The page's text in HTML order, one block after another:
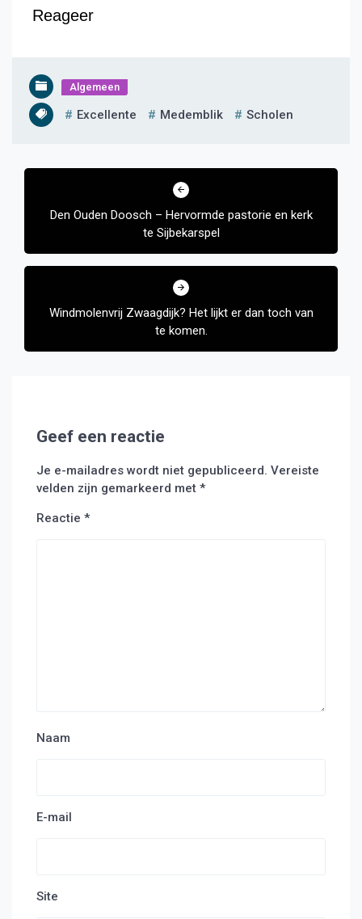
Reageer
Algemeen
Excellente Medemblik Scholen
Bericht
Den Ouden Doosch – Hervormde pastorie en kerk
te Sijbekarspel
Windmolenvrij Zwaagdijk? Het lijkt er dan toch van
te komen.
Geef een reactie
Je e-mailadres wordt niet gepubliceerd. Vereiste
velden zijn gemarkeerd met *
Reactie *
Naam
E-mail
Site